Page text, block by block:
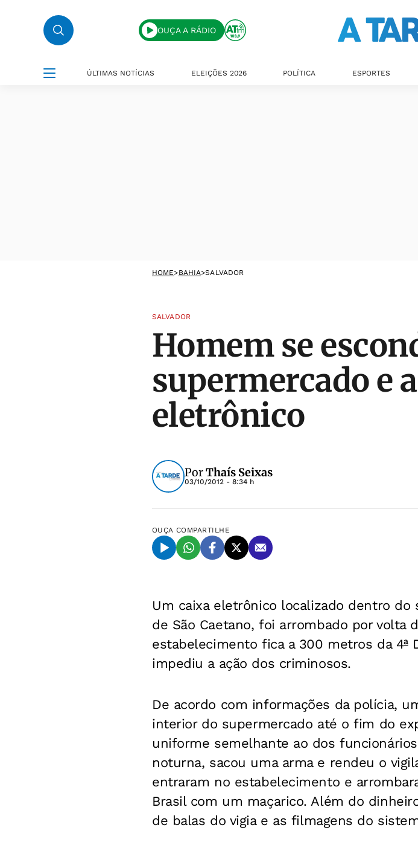
OUÇA A RÁDIO
ÚLTIMAS NOTÍCIAS ELEIÇÕES 2026 POLÍTICA ESPORTES
HOME>BAHIA>SALVADOR
SALVADOR
Homem se
supermercado e
eletrônico
PorThaís Seixas
03/10/2012 - 8:34 h
OUÇA COMPARTILHE
Um caixa eletrônico localizado dentro
de São Caetano, foi arrombado por volta
estabelecimento fica a 300 metros da 4ª
impediu a ação dos criminosos.
De acordo com informações da polícia,
interior do supermercado até o fim do
uniforme semelhante ao dos
noturna, sacou uma arma e rendeu o
entraram no estabelecimento e
Brasil com um maçarico. Além do
de balas do vigia e as filmagens do